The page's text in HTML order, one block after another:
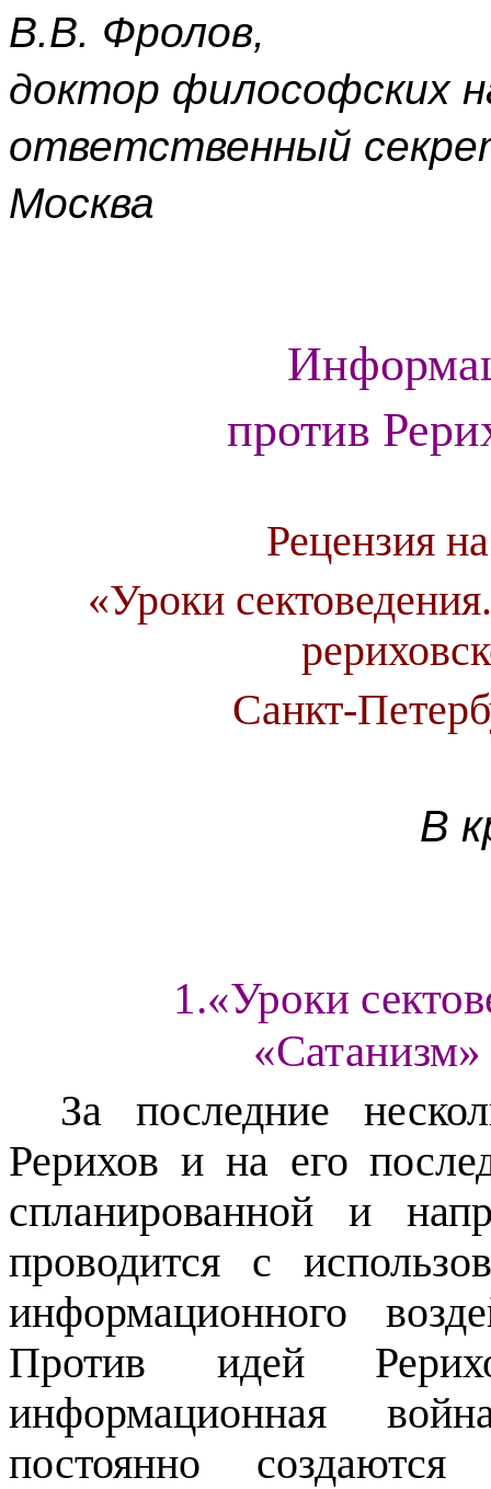
В.В. Фролов,
доктор философских
ответственный
Москва
против
Рецензия
«Уроки
Санкт-
В
1.«Уроки
За последние
Рерихов и на его
спланированной и
проводится с
информационного
Против идей
информационная
постоянно